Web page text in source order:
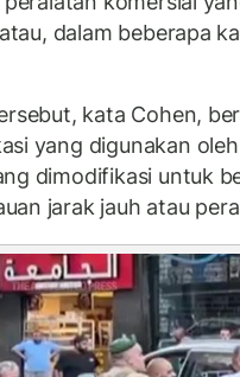
dalam beberapa
kata Cohen,
yang digunakan
dimodifikasi untuk
jarak jauh atau